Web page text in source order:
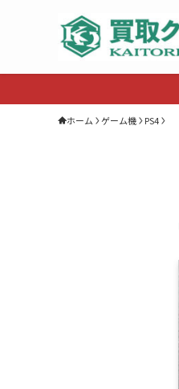
ホーム ゲーム機 PS4